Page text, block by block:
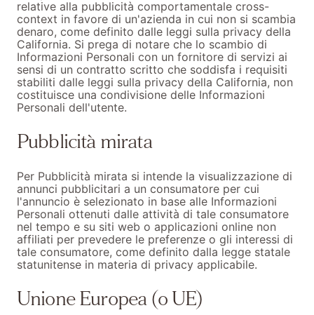
relative alla pubblicità comportamentale cross-
context in favore di un'azienda in cui non si scambia
denaro, come definito dalle leggi sulla privacy della
California. Si prega di notare che lo scambio di
Informazioni Personali con un fornitore di servizi ai
sensi di un contratto scritto che soddisfa i requisiti
stabiliti dalle leggi sulla privacy della California, non
costituisce una condivisione delle Informazioni
Personali dell'utente.
Pubblicità mirata
Per Pubblicità mirata si intende la visualizzazione di
annunci pubblicitari a un consumatore per cui
l'annuncio è selezionato in base alle Informazioni
Personali ottenuti dalle attività di tale consumatore
nel tempo e su siti web o applicazioni online non
affiliati per prevedere le preferenze o gli interessi di
tale consumatore, come definito dalla legge statale
statunitense in materia di privacy applicabile.
Unione Europea (o UE)